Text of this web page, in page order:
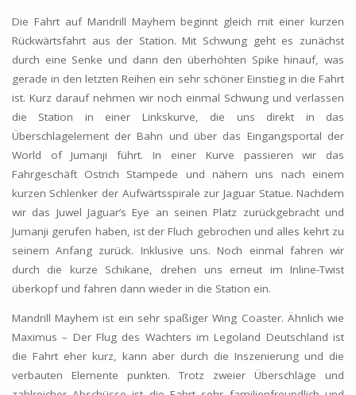
Die Fahrt auf Mandrill Mayhem beginnt gleich mit einer kurzen
Rückwärtsfahrt aus der Station. Mit Schwung geht es zunächst
durch eine Senke und dann den überhöhten Spike hinauf, was
gerade in den letzten Reihen ein sehr schöner Einstieg in die Fahrt
ist. Kurz darauf nehmen wir noch einmal Schwung und verlassen
die Station in einer Linkskurve, die uns direkt in das
Überschlagelement der Bahn und über das Eingangsportal der
World of Jumanji führt. In einer Kurve passieren wir das
Fahrgeschäft Ostrich Stampede und nähern uns nach einem
kurzen Schlenker der Aufwärtsspirale zur Jaguar Statue. Nachdem
wir das Juwel Jaguar’s Eye an seinen Platz zurückgebracht und
Jumanji gerufen haben, ist der Fluch gebrochen und alles kehrt zu
seinem Anfang zurück. Inklusive uns. Noch einmal fahren wir
durch die kurze Schikane, drehen uns erneut im Inline-Twist
überkopf und fahren dann wieder in die Station ein.
Mandrill Mayhem ist ein sehr spaßiger Wing Coaster. Ähnlich wie
Maximus – Der Flug des Wächters im Legoland Deutschland ist
die Fahrt eher kurz, kann aber durch die Inszenierung und die
verbauten Elemente punkten. Trotz zweier Überschläge und